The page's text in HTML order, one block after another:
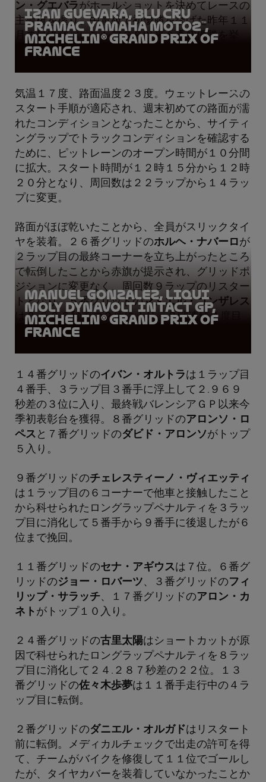
ン・グエバラがホールショットを決めてレースの
主導権を握り、中量級で初優勝を挙げた昨年１１
月の最終戦バレンシアＧＰ以来今季初優勝を挙
げ、総合２位に浮上した。
Izan Guevara, BLU CRU
Pramac Yamaha Moto2™,
Michelin® Grand Prix of
France
気温１７度、路面温度２３度。ウェットレースの
スタート手順が適応され、週末初めての路面が濡
れたコンディションとなったことから、サイティ
ングラップでトラックコンディションを確認する
ために、ピットレーンのオープン時間が１０分間
に拡大。スタート時間が１２時１５分から１２時
２０分となり、周回数は２２ラップから１４ラッ
プに変更。
路面がほぼ乾いたことから、全員がスリックタイ
ヤを装着。２６番グリッドのホルヘ・ナバーロ が
２ラップ目の最終コーナーを立ち上がったところ
で転倒したことから赤旗が提示され、グリッドポ
ジションに変更なく、周回数９ラップのリスター
トとなり、５番グリッドのマヌエル・ゴンザレス
は０.５６６秒差の２位に入り、２戦連続４度目
の表彰台を獲得。
Manuel Gonzalez, LIQUI
MOLY Dynavolt Intact GP,
Michelin® Grand Prix of
France
１４番グリッドのイバン・オルトラは１ラップ目
４番手、３ラップ目３番手に浮上して２.９６９
秒差の３位に入り、最終戦バレンシアＧＰ以来今
季初表彰台を獲得。８番グリッドのアロンソ・ロ
ペス と７番グリッドのダビド・アロンソがトップ
５入り。
９番グリッドのチェレスティーノ・ヴィエッティ
は１ラップ目の６コーナーで他車と接触したこと
から科せられたロングラップペナルティを３ラッ
プ目に消化して５番手から９番手に後退したが６
位まで挽回。
１１番グリッドのセナ・アギウスは７位。６番グ
リッドのジョー・ロバーツ、３番グリッドのフィ
リップ・サラッチ、１７番グリッドのアロン・カ
ネト がトップ１０入り。
２４番グリッドの古里太陽はショートカットが原
因で科せられたロングラップペナルティを８ラッ
プ目に消化して２４.２８７秒差の２２位。１３
番グリッドの佐々木歩夢は１１番手走行中の４ラ
ップ目に転倒。
２番グリッドのダニエル・オルガドはリスタート
前に転倒。メディカルチェックで出走の許可を得
て、チームがバイクを修復して１１位でゴールし
たが、タイヤカバーを装着していなかったことか